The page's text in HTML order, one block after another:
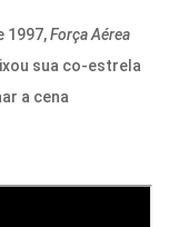
1997,Força Aérea
sua co-estrela
a cena